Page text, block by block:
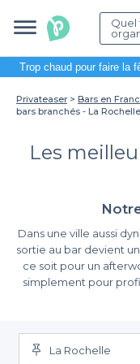
Quel
Trop chaud pour faire la
Privateaser Bars en
bars branchés - La Rochelle
Les
Dans une ville aussi
sortie au bar devient
ce soit pour un
simplement pour
trouver le bar idéal
les meilleurs bars
vous n’avez
Une variété
Sur notre plateforme,
La Rochelle